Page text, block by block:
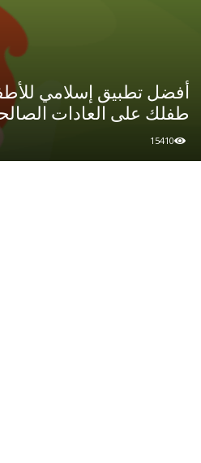
أفضل تطبيق إسلامي
طفلك على العادات
15410